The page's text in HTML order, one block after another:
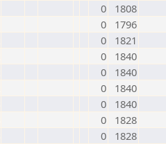
0
1808
0
1796
0
1821
0
1840
0
1840
0
1840
0
1840
0
1828
0
1828